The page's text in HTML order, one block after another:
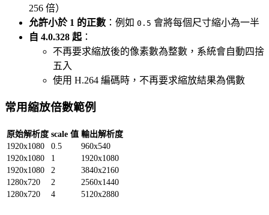
256 倍）
允許小於 1 的正數 ：例如 0.5 會將每個尺寸縮小為一半
自 4.0.328 起 ：
不再要求縮放後的像素數為整數，系統會自動四捨
五入
使用 H.264 編碼時，不再要求縮放結果為偶數
常用縮放倍數範例
原始解析度 scale 值 輸出解析度
1920x1080
0.5
960x540
1920x1080
1
1920x1080
1920x1080
2
3840x2160
1280x720
2
2560x1440
1280x720
4 5120x2880